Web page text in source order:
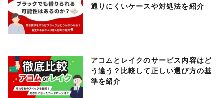
通りにくいケースや対処法を紹介
アコムとレイクのサービス内容はど
う違う？比較して正しい選び方の基
準を紹介